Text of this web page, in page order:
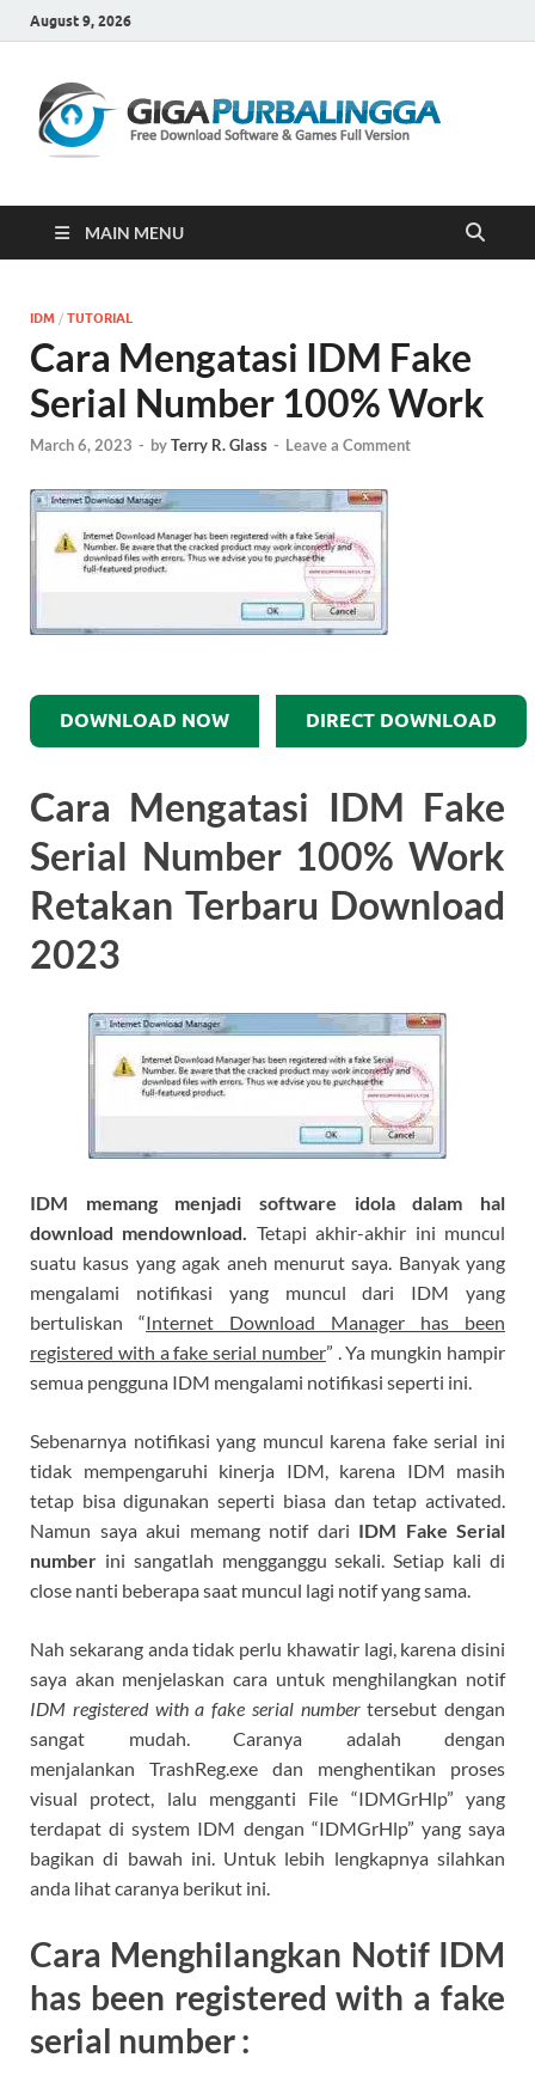
August 9, 2026
MAIN MENU
IDM / TUTORIAL
Cara Mengatasi IDM Fake
Serial Number 100% Work
March 6, 2023 - byTerry R. Glass - Leave a Comment
DOWNLOAD NOW DIRECT DOWNLOAD
Cara Mengatasi IDM Fake
Serial Number 100% Work
Retakan Terbaru Download
2023
IDM memang menjadi software idola dalam hal
download mendownload. Tetapi akhir-akhir ini muncul
suatu kasus yang agak aneh menurut saya. Banyak yang
mengalami notifikasi yang muncul dari IDM yang
bertuliskan “Internet Download Manager has been
registered with a fake serial number” . Ya mungkin hampir
semua pengguna IDM mengalami notifikasi seperti ini.
Sebenarnya notifikasi yang muncul karena fake serial ini
tidak mempengaruhi kinerja IDM, karena IDM masih
tetap bisa digunakan seperti biasa dan tetap activated.
Namun saya akui memang notif dari IDM Fake Serial
number ini sangatlah mengganggu sekali. Setiap kali di
close nanti beberapa saat muncul lagi notif yang sama.
Nah sekarang anda tidak perlu khawatir lagi, karena disini
saya akan menjelaskan cara untuk menghilangkan notif
IDM registered with a fake serial numbertersebut dengan
sangat mudah. Caranya adalah dengan
menjalankan TrashReg.exe dan menghentikan proses
visual protect, lalu mengganti File “IDMGrHlp” yang
terdapat di system IDM dengan “IDMGrHlp” yang saya
bagikan di bawah ini. Untuk lebih lengkapnya silahkan
anda lihat caranya berikut ini.
Cara Menghilangkan Notif IDM
has been registered with a fake
serial number :